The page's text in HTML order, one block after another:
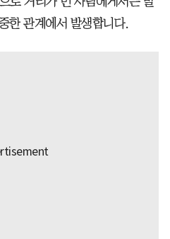
한 관계에서 발생합니다.